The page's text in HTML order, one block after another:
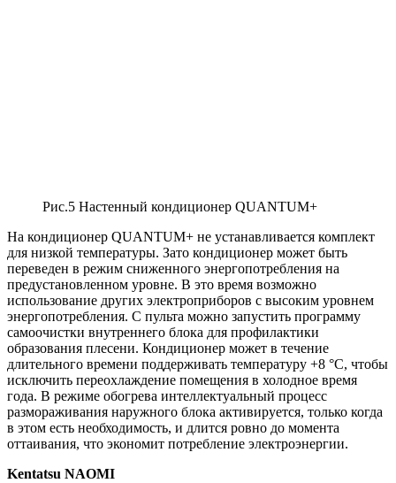
Рис.5 Настенный кондиционер QUANTUM+
На кондиционер QUANTUM+ не устанавливается комплект
для низкой температуры. Зато кондиционер может быть
переведен в режим сниженного энергопотребления на
предустановленном уровне. В это время возможно
использование других электроприборов с высоким уровнем
энергопотребления. С пульта можно запустить программу
самоочистки внутреннего блока для профилактики
образования плесени. Кондиционер может в течение
длительного времени поддерживать температуру +8 °С, чтобы
исключить переохлаждение помещения в холодное время
года. В режиме обогрева интеллектуальный процесс
размораживания наружного блока активируется, только когда
в этом есть необходимость, и длится ровно до момента
оттаивания, что экономит потребление электроэнергии.
Kentatsu NAOMI